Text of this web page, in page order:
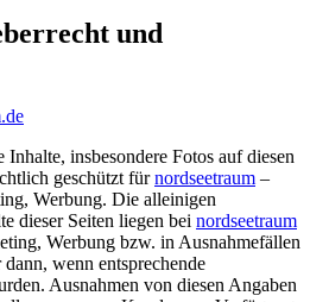
und
insbesondere Fotos auf diesen
geschützt fürnordseetraum –
Werbung. Die alleinigen
dieser Seiten liegen bei nordseetraum
Werbung bzw. in Ausnahmefällen
wenn entsprechende
Ausnahmen von diesen Angaben